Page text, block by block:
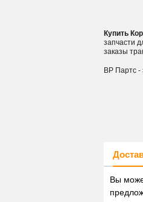
Купить
запчасти
заказы
ВР Партс -
Вы